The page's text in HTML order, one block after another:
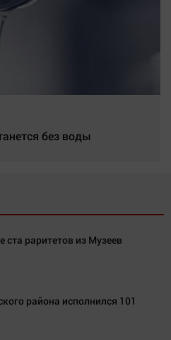
без воды
ста раритетов из Музеев
района исполнился 101